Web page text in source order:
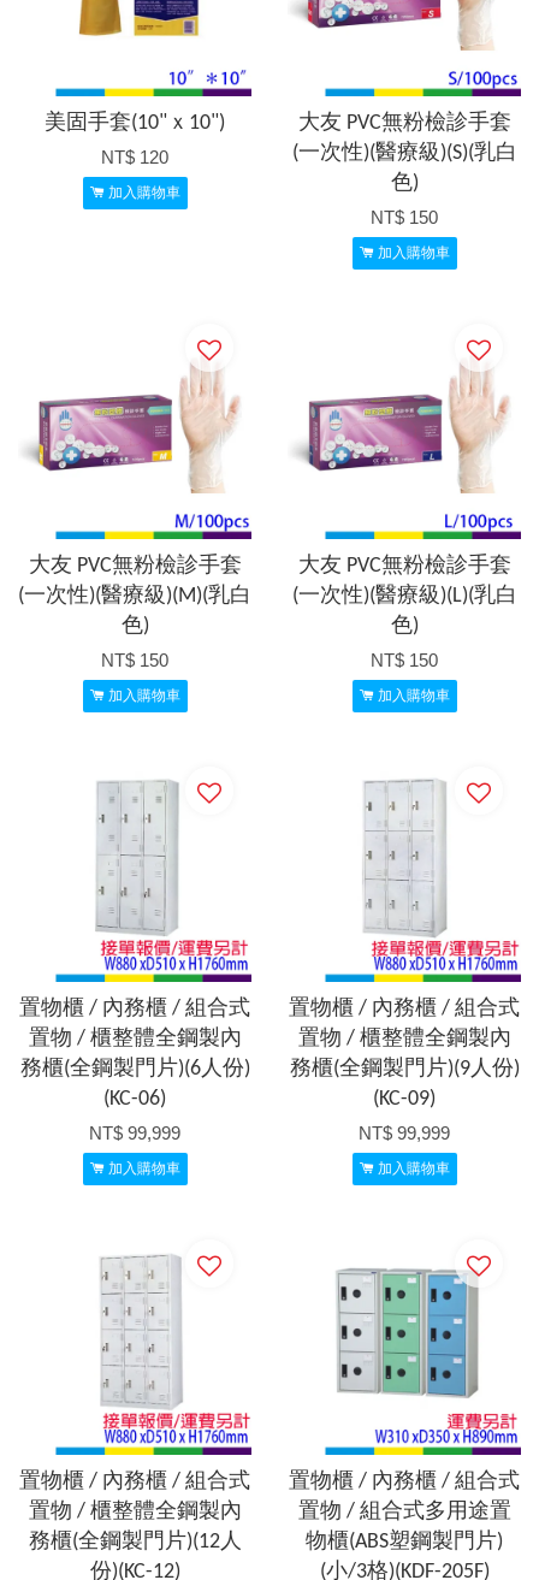
美固手套(10"ｘ10")
NT$ 120
加入購物車
大友 PVC無粉檢診手套
(一次性)(醫療級)(S)(乳白
色)
NT$ 150
加入購物車
大友 PVC無粉檢診手套
(一次性)(醫療級)(M)(乳白
色)
NT$ 150
加入購物車
大友 PVC無粉檢診手套
(一次性)(醫療級)(L)(乳白
色)
NT$ 150
加入購物車
置物櫃 / 內務櫃 / 組合式
置物 / 櫃整體全鋼製內
務櫃(全鋼製門片)(6人份)
(KC-06)
NT$ 99,999
加入購物車
置物櫃 / 內務櫃 / 組合式
置物 / 櫃整體全鋼製內
務櫃(全鋼製門片)(9人份)
(KC-09)
NT$ 99,999
加入購物車
置物櫃 / 內務櫃 / 組合式
置物 / 櫃整體全鋼製內
務櫃(全鋼製門片)(12人
份)(KC-12)
置物櫃 / 內務櫃 / 組合式
置物 / 組合式多用途置
物櫃(ABS塑鋼製門片)
(小/3格)(KDF-205F)